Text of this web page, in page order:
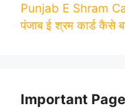
Punjab E Shram
पंजाब ई श्रम कार्ड कैसे
Important